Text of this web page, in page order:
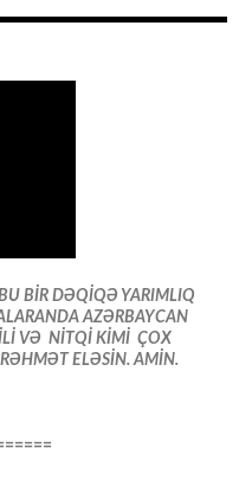
BİR DƏQİQƏ YARIMLIQ
AZƏRBAYCAN
VƏ NİTQİ KİMİ ÇOX
ELƏSİN. AMİN.